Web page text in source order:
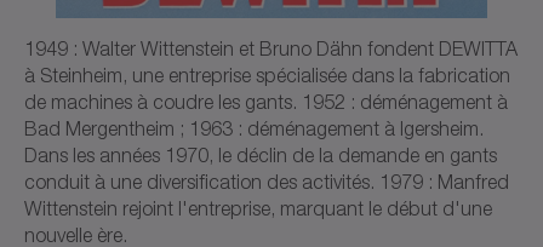
1949 : Walter Wittenstein et Bruno Dähn fondent DEWITTA
à Steinheim, une entreprise spécialisée dans la fabrication
de machines à coudre les gants. 1952 : déménagement à
Bad Mergentheim ; 1963 : déménagement à Igersheim.
Dans les années 1970, le déclin de la demande en gants
conduit à une diversification des activités. 1979 : Manfred
Wittenstein rejoint l'entreprise, marquant le début d'une
nouvelle ère.